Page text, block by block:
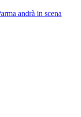
andrà in scena